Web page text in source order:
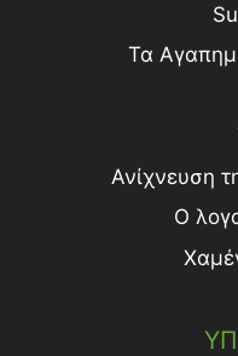
Τα
Ανίχνευση
Ο